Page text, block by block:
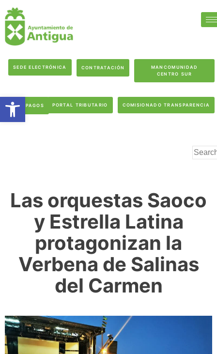
SEDE ELECTRÓNICA CONTRATACIÓN
MANCOMUNIDAD
CENTRO SUR
PAGOS PORTAL TRIBUTARIO COMISIONADO TRANSPARENCIA
Las orquestas Saoco
y Estrella Latina
protagonizan la
Verbena de Salinas
del Carmen
Abrir barra de herramientas